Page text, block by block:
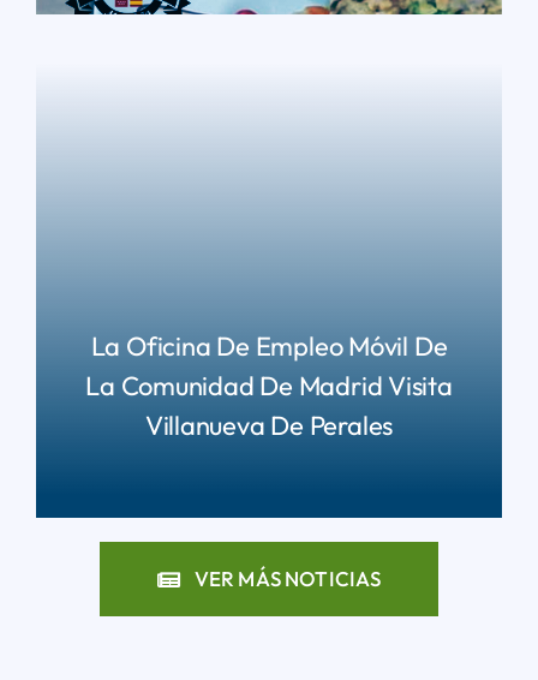
La Oficina De Empleo Móvil De
La Comunidad De Madrid Visita
Villanueva De Perales
VER MÁS NOTICIAS